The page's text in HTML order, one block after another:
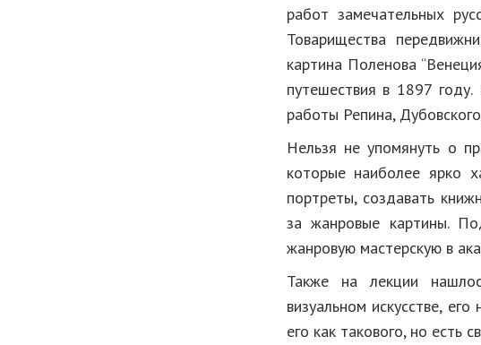
работ замечательных
Товарищества
картина Поленова
путешествия в 1897
работы Репина,
Нельзя не упомянуть о
которые наиболее ярко
портреты, создавать
за жанровые картины.
жанровую мастерскую в
Также на лекции
визуальном искусстве,
его как такового, но есть